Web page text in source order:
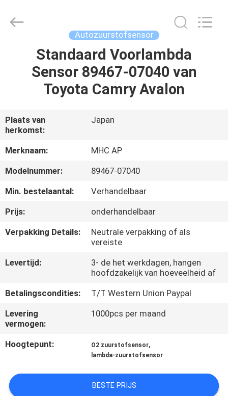
PRODUCTEN
ONGEVEER
ONS
FABRIEKSREIS
NEEM
OP
VERZOEK
OM
CITAAT
SITEMAP
Limited.
Autozuurstofsensor
Standaard Voorlambda
Sensor 89467-07040 van
Toyota Camry Avalon
Plaats van
herkomst:
Japan
Merknaam:
MHC AP
Modelnummer:
89467-07040
Min. bestelaantal:
Verhandelbaar
Prijs:
onderhandelbaar
Verpakking Details:
Neutrale verpakking of als
vereiste
Levertijd:
3- de het werkdagen, hangen
hoofdzakelijk van hoeveelheid af
Betalingscondities:
T/T Western Union Paypal
Levering
vermogen:
1000pcs per maand
Hoogtepunt: O2 zuurstofsensor,
lambda-zuurstofsensor
BESTE PRIJS